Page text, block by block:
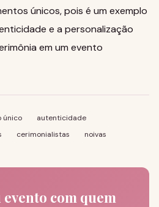
únicos, pois é um exemplo
e a personalização
em um evento
único
autenticidade
cerimonialistas noivas
evento com quem